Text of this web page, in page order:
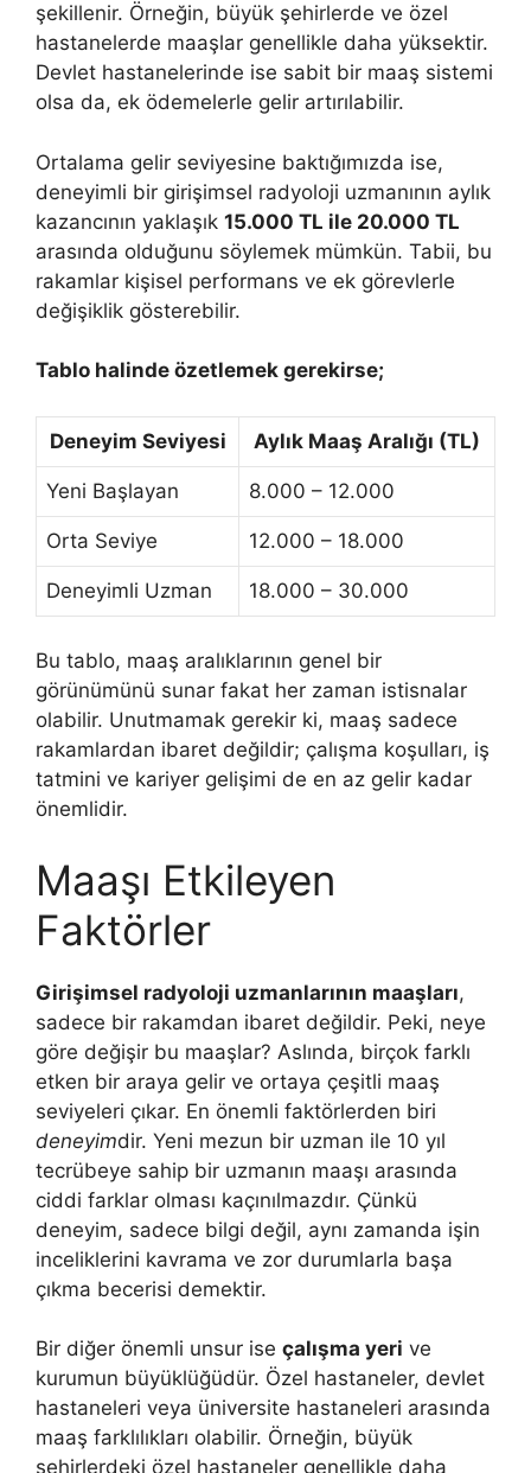
şekillenir. Örneğin, büyük şehirlerde ve özel
hastanelerde maaşlar genellikle daha yüksektir.
Devlet hastanelerinde ise sabit bir maaş sistemi
olsa da, ek ödemelerle gelir artırılabilir.
Ortalama gelir seviyesine baktığımızda ise,
deneyimli bir girişimsel radyoloji uzmanının aylık
kazancının yaklaşık 15.000 TL ile 20.000 TL
arasında olduğunu söylemek mümkün. Tabii, bu
rakamlar kişisel performans ve ek görevlerle
değişiklik gösterebilir.
Tablo halinde özetlemek gerekirse;
Deneyim Seviyesi Aylık Maaş Aralığı (TL)
Yeni Başlayan 8.000 – 12.000
Orta Seviye 12.000 – 18.000
Deneyimli Uzman 18.000 – 30.000
Bu tablo, maaş aralıklarının genel bir
görünümünü sunar fakat her zaman istisnalar
olabilir. Unutmamak gerekir ki, maaş sadece
rakamlardan ibaret değildir; çalışma koşulları, iş
tatmini ve kariyer gelişimi de en az gelir kadar
önemlidir.
Maaşı Etkileyen
Faktörler
Girişimsel radyoloji uzmanlarının maaşları,
sadece bir rakamdan ibaret değildir. Peki, neye
göre değişir bu maaşlar? Aslında, birçok farklı
etken bir araya gelir ve ortaya çeşitli maaş
seviyeleri çıkar. En önemli faktörlerden biri
deneyimdir. Yeni mezun bir uzman ile 10 yıl
tecrübeye sahip bir uzmanın maaşı arasında
ciddi farklar olması kaçınılmazdır. Çünkü
deneyim, sadece bilgi değil, aynı zamanda işin
inceliklerini kavrama ve zor durumlarla başa
çıkma becerisi demektir.
Bir diğer önemli unsur ise çalışma yeri ve
kurumun büyüklüğüdür. Özel hastaneler, devlet
hastaneleri veya üniversite hastaneleri arasında
maaş farklılıkları olabilir. Örneğin, büyük
şehirlerdeki özel hastaneler genellikle daha